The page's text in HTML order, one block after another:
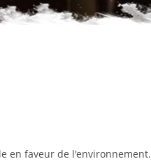
en faveur de l'environnement.